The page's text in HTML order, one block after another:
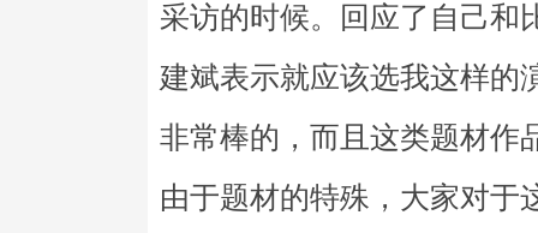
采访的时候。回应了自己和
建斌表示就应该选我这样的
非常棒的，而且这类题材作
由于题材的特殊，大家对于